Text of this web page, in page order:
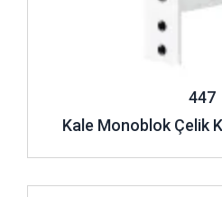
447
Kale Monoblok Çelik